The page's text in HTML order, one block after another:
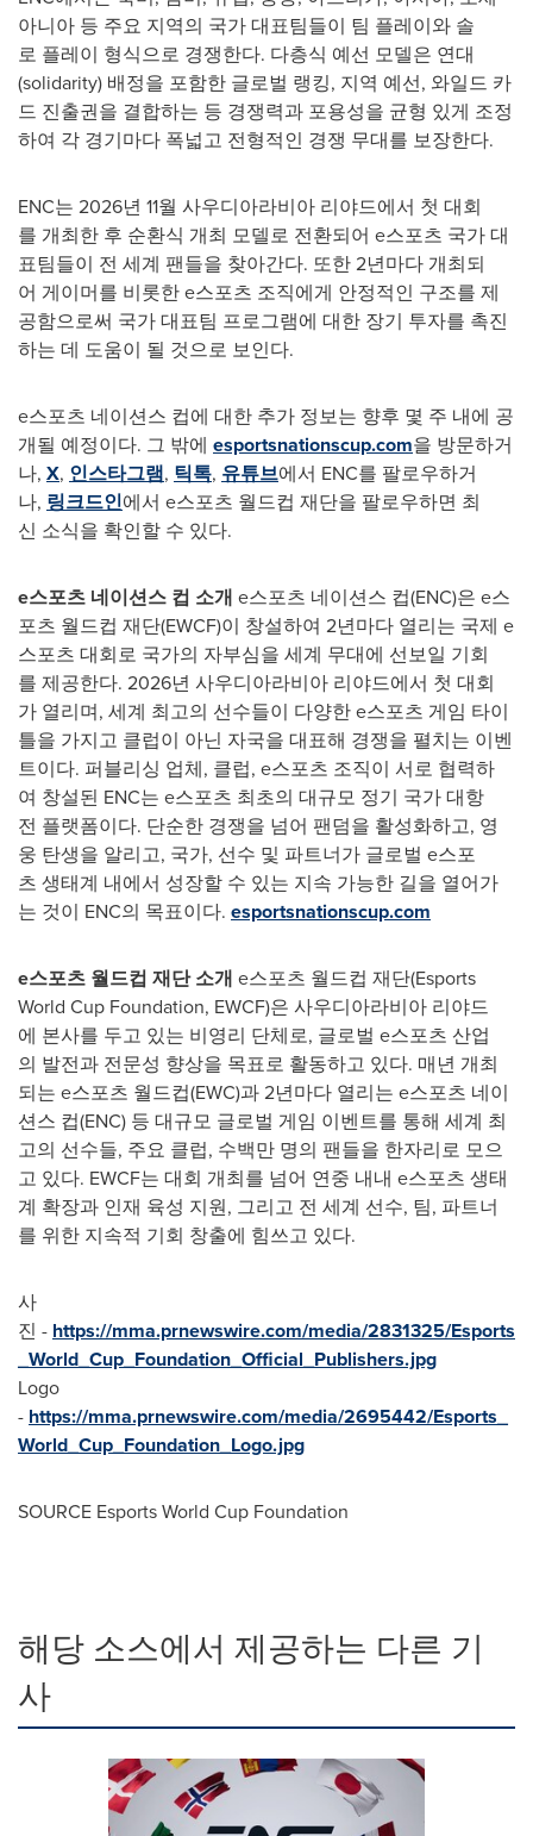
아니아 등 주요 지역의 국가 대표팀들이 팀 플레이와 솔
로 플레이 형식으로 경쟁한다. 다층식 예선 모델은 연대
(solidarity) 배정을 포함한 글로벌 랭킹, 지역 예선, 와일드 카
드 진출권을 결합하는 등 경쟁력과 포용성을 균형 있게 조정
하여 각 경기마다 폭넓고 전형적인 경쟁 무대를 보장한다.
ENC는 2026년 11월 사우디아라비아 리야드에서 첫 대회
를 개최한 후 순환식 개최 모델로 전환되어 e스포츠 국가 대
표팀들이 전 세계 팬들을 찾아간다. 또한 2년마다 개최되
어 게이머를 비롯한 e스포츠 조직에게 안정적인 구조를 제
공함으로써 국가 대표팀 프로그램에 대한 장기 투자를 촉진
하는 데 도움이 될 것으로 보인다.
e스포츠 네이션스 컵에 대한 추가 정보는 향후 몇 주 내에 공
개될 예정이다. 그 밖에 esportsnationscup.com을 방문하거
나, X, 인스타그램, 틱톡, 유튜브에서 ENC를 팔로우하거
나, 링크드인에서 e스포츠 월드컵 재단을 팔로우하면 최
신 소식을 확인할 수 있다.
e스포츠 네이션스 컵 소개 e스포츠 네이션스 컵(ENC)은 e스
포츠 월드컵 재단(EWCF)이 창설하여 2년마다 열리는 국제 e
스포츠 대회로 국가의 자부심을 세계 무대에 선보일 기회
를 제공한다. 2026년 사우디아라비아 리야드에서 첫 대회
가 열리며, 세계 최고의 선수들이 다양한 e스포츠 게임 타이
틀을 가지고 클럽이 아닌 자국을 대표해 경쟁을 펼치는 이벤
트이다. 퍼블리싱 업체, 클럽, e스포츠 조직이 서로 협력하
여 창설된 ENC는 e스포츠 최초의 대규모 정기 국가 대항
전 플랫폼이다. 단순한 경쟁을 넘어 팬덤을 활성화하고, 영
웅 탄생을 알리고, 국가, 선수 및 파트너가 글로벌 e스포
츠 생태계 내에서 성장할 수 있는 지속 가능한 길을 열어가
는 것이 ENC의 목표이다. esportsnationscup.com
e스포츠 월드컵 재단 소개 e스포츠 월드컵 재단(Esports
World Cup Foundation, EWCF)은 사우디아라비아 리야드
에 본사를 두고 있는 비영리 단체로, 글로벌 e스포츠 산업
의 발전과 전문성 향상을 목표로 활동하고 있다. 매년 개최
되는 e스포츠 월드컵(EWC)과 2년마다 열리는 e스포츠 네이
션스 컵(ENC) 등 대규모 글로벌 게임 이벤트를 통해 세계 최
고의 선수들, 주요 클럽, 수백만 명의 팬들을 한자리로 모으
고 있다. EWCF는 대회 개최를 넘어 연중 내내 e스포츠 생태
계 확장과 인재 육성 지원, 그리고 전 세계 선수, 팀, 파트너
를 위한 지속적 기회 창출에 힘쓰고 있다.
사
진 - https://mma.prnewswire.com/media/2831325/Esports
_World_Cup_Foundation_Official_Publishers.jpg
Logo
- https://mma.prnewswire.com/media/2695442/Esports_
World_Cup_Foundation_Logo.jpg
SOURCE Esports World Cup Foundation
해당 소스에서 제공하는 다른 기
사